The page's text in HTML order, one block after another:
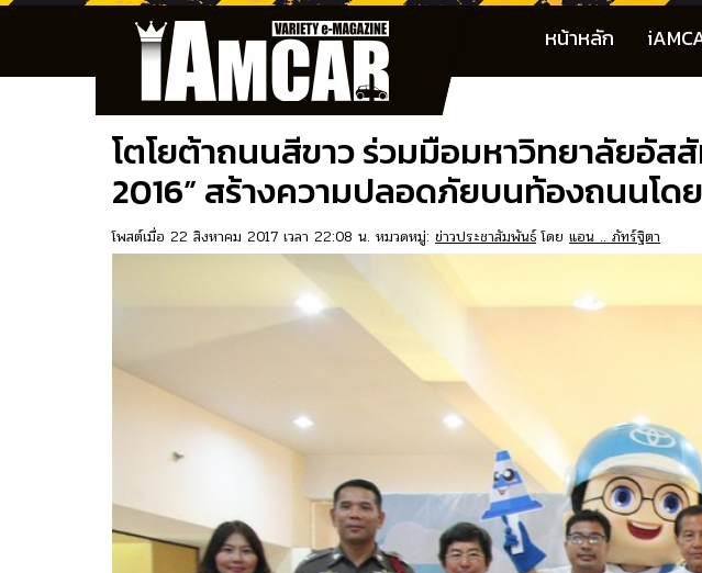
หน้าหลัก
โตโยต้าถนนสีขาว ร่วมมือมหาวิทยาลัยอั
2016” สร้างความปลอดภัยบนท้องถนนโ
โพสต์เมื่อ 22 สิงหาคม 2017 เวลา 22:08 น. หมวดหมู่: ข่าวประชาสัมพันธ์โดย แอน .. ภัทร์ฐิตา